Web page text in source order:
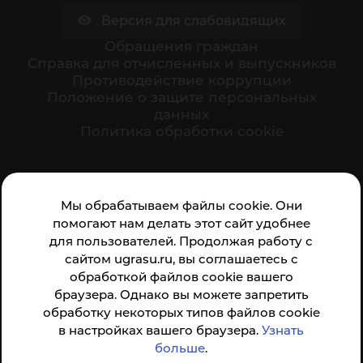
Мы обрабатываем файлы cookie. Они
помогают нам делать этот сайт удобнее
для пользователей. Продолжая работу с
сайтом ugrasu.ru, вы соглашаетесь с
обработкой файлов cookie вашего
браузера. Однако вы можете запретить
обработку некоторых типов файлов cookie
в настройках вашего браузера.Узнать
больше.
организации:
Анкета доступна по QR-коду, а так же по прямой
ссылке